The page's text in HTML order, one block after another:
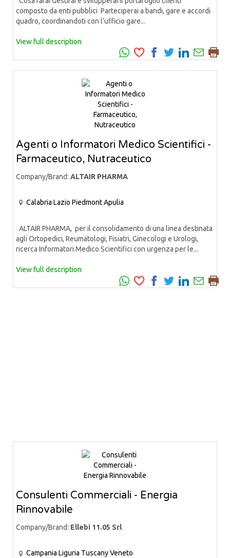
composto da enti pubblici Parteciperai a bandi, gare e accordi
quadro, coordinandoti con l’ufficio gare...
View full description
Agenti o Informatori Medico Scientifici -
Farmaceutico, Nutraceutico
Company/Brand: ALTAIR PHARMA
Calabria Lazio PiedmontApulia
ALTAIR PHARMA, per il consolidamento di una linea destinata
agli Ortopedici, Reumatologi, Fisiatri, Ginecologi e Urologi,
ricerca Informatori Medico Scientifici con urgenza per le...
View full description
Consulenti Commerciali - Energia
Rinnovabile
Company/Brand: Ellebi 11.05 Srl
Campania Liguria TuscanyVeneto